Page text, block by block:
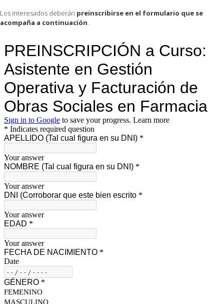
Los interesados deberán preinscribirse en el formulario que se
acompaña a continuación.